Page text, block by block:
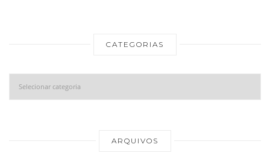
CATEGORIAS
Categorias
ARQUIVOS